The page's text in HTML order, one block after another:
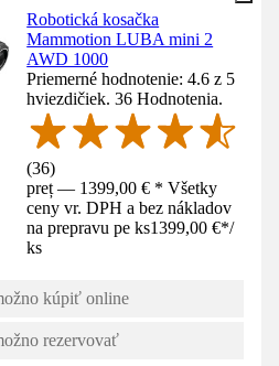
Robotická kosačka
Mammotion LUBA mini 2
AWD 1000
Priemerné hodnotenie: 4.6 z 5
hviezdičiek. 36 Hodnotenia.
(36)
preț — 1399,00 € * Všetky
ceny vr. DPH a bez nákladov
na prepravu pe ks1399,00 €*/
ks
kúpiť online
rezervovať